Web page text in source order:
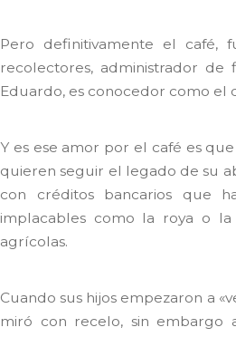
Pero definitivamente el
recolectores, administrador
Eduardo, es conocedor como el
Y es ese amor por el café es
quieren seguir el legado de su
con créditos bancarios que
implacables como la roya o
agrícolas.
Cuando sus hijos empezaron a
miró con recelo, sin embargo